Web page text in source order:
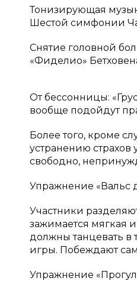
Тонизирующая
Шестой симфонии
Снятие головной
«Фиделио»
От бессонницы:
вообще подойдут
Более того, кроме
устранению страхов
свободно,
Упражнение «Вальс
Участники
зажимается мягкая
должны танцевать в
игры. Побеждают
Упражнение